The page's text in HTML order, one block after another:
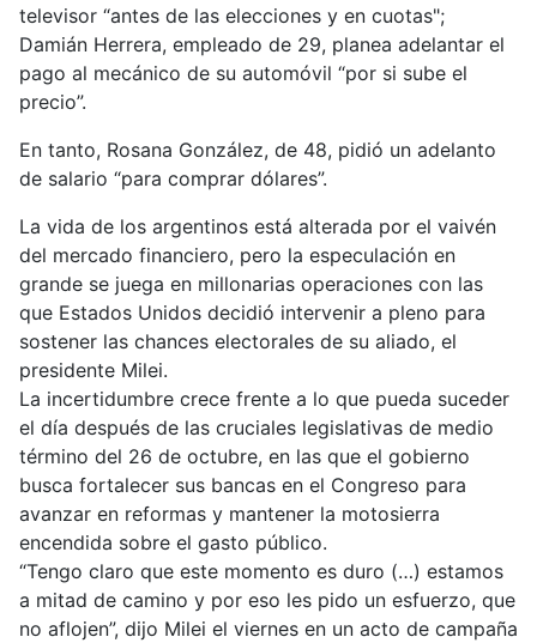
televisor “antes de las elecciones y en cuotas";
Damián Herrera, empleado de 29, planea adelantar el
pago al mecánico de su automóvil “por si sube el
precio”.
En tanto, Rosana González, de 48, pidió un adelanto
de salario “para comprar dólares”.
La vida de los argentinos está alterada por el vaivén
del mercado financiero, pero la especulación en
grande se juega en millonarias operaciones con las
que Estados Unidos decidió intervenir a pleno para
sostener las chances electorales de su aliado, el
presidente Milei.
La incertidumbre crece frente a lo que pueda suceder
el día después de las cruciales legislativas de medio
término del 26 de octubre, en las que el gobierno
busca fortalecer sus bancas en el Congreso para
avanzar en reformas y mantener la motosierra
encendida sobre el gasto público.
“Tengo claro que este momento es duro (…) estamos
a mitad de camino y por eso les pido un esfuerzo, que
no aflojen”, dijo Milei el viernes en un acto de campaña